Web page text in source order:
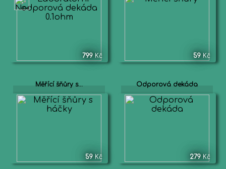
799 Kč 59 Kč
Měřící šňůry s...
59 Kč
Odporová dekáda
279 Kč